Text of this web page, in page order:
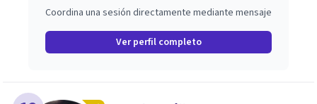
Coordina una sesión directamente mediante mensaje
Ver perfil completo